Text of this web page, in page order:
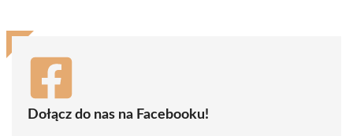
Dołącz do nas na Facebooku!